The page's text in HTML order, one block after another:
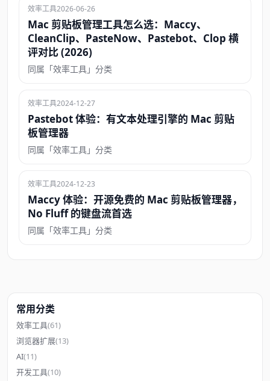
效率工具2026-06-26
Mac 剪贴板管理工具怎么选：Maccy、
CleanClip、PasteNow、Pastebot、Clop 横
评对比 (2026)
同属「效率工具」分类
效率工具2024-12-27
Pastebot 体验：有文本处理引擎的 Mac 剪贴
板管理器
同属「效率工具」分类
效率工具2024-12-23
Maccy 体验：开源免费的 Mac 剪贴板管理器，
No Fluff 的键盘流首选
同属「效率工具」分类
常用分类
效率工具(61)
浏览器扩展(13)
AI(11)
开发工具(10)